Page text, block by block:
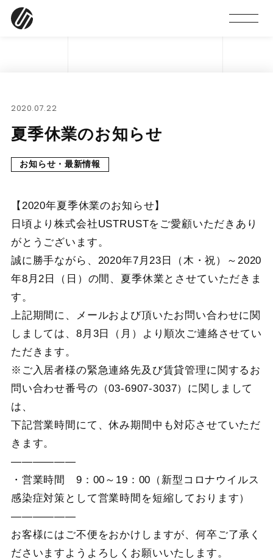
2020.07.22
夏季休業のお知らせ
お知らせ・最新情報
【2020年夏季休業のお知らせ】
日頃より株式会社USTRUSTをご愛顧いただきあり
がとうございます。
誠に勝手ながら、2020年7月23日（木・祝）～2020
年8月2日（日）の間、夏季休業とさせていただきま
す。
上記期間に、メールおよび頂いたお問い合わせに関
しましては、8月3日（月）より順次ご連絡させてい
ただきます。
※ご入居者様の緊急連絡先及び賃貸管理に関するお
問い合わせ番号の（03-6907-3037）に関しまして
は、
下記営業時間にて、休み期間中も対応させていただ
きます。
——————
・営業時間 9：00～19：00（新型コロナウイルス
感染症対策として営業時間を短縮しております）
——————
お客様にはご不便をおかけしますが、何卒ご了承く
ださいますようよろしくお願いいたします。